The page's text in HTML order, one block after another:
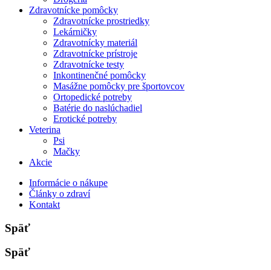
Zdravotnícke pomôcky
Zdravotnícke prostriedky
Lekárničky
Zdravotnícky materiál
Zdravotnícke prístroje
Zdravotnícke testy
Inkontinenčné pomôcky
Masážne pomôcky pre športovcov
Ortopedické potreby
Batérie do naslúchadiel
Erotické potreby
Veterina
Psi
Mačky
Akcie
Informácie o nákupe
Články o zdraví
Kontakt
Späť
Späť